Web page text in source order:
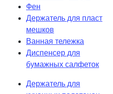
Фен
Держатель для пласт
мешков
Ванная тележка
Диспенсер для
бумажных салфеток
Держатель для